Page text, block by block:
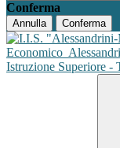
Conferma
Annulla Conferma
Economico
Istruzione Superiore -